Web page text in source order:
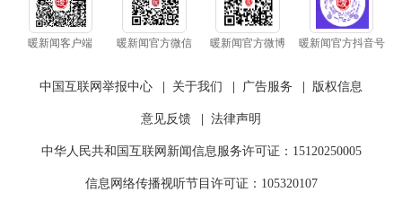
暖新闻客户端 暖新闻官方微信 暖新闻官方微博 暖新闻官方抖音号
中国互联网举报中心 | 关于我们 | 广告服务 | 版权信息
意见反馈 | 法律声明
中华人民共和国互联网新闻信息服务许可证：15120250005
信息网络传播视听节目许可证：105320107